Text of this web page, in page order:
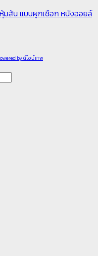
มส้น แบบผูกเชือก หนังออยล์
by ดีไซน์เทพ